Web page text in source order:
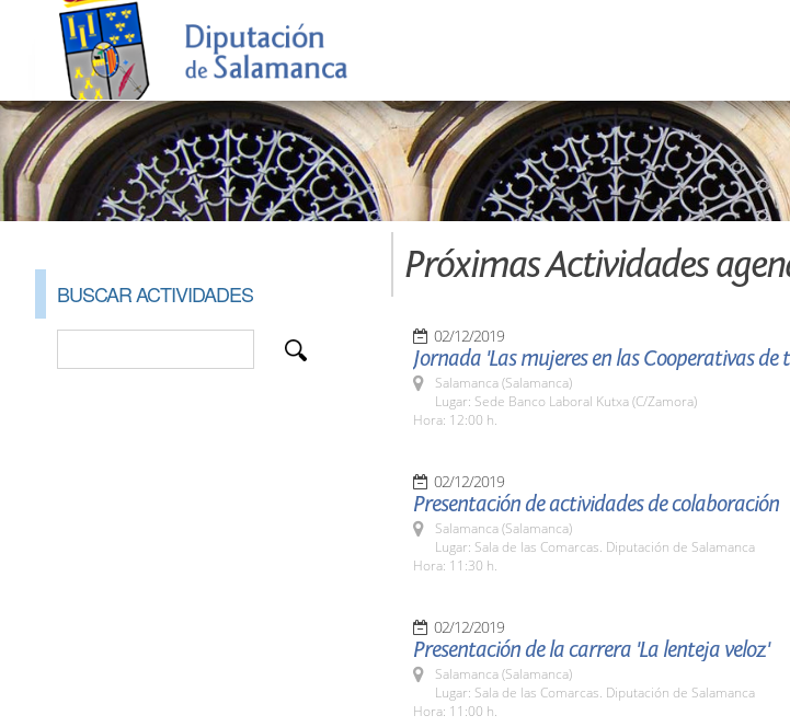
BUSCAR ACTIVIDADES
Próximas Actividades
02/12/2019
Jornada 'Las mujeres en las Cooperativas de
Salamanca (Salamanca)
Lugar: Sede Banco Laboral Kutxa (C/Zamora)
Hora: 12:00 h.
02/12/2019
Presentación de actividades de colaboración
Salamanca (Salamanca)
Lugar: Sala de las Comarcas. Diputación de Salamanca
Hora: 11:30 h.
02/12/2019
Presentación de la carrera 'La lenteja veloz'
Salamanca (Salamanca)
Lugar: Sala de las Comarcas. Diputación de Salamanca
Hora: 11:00 h.